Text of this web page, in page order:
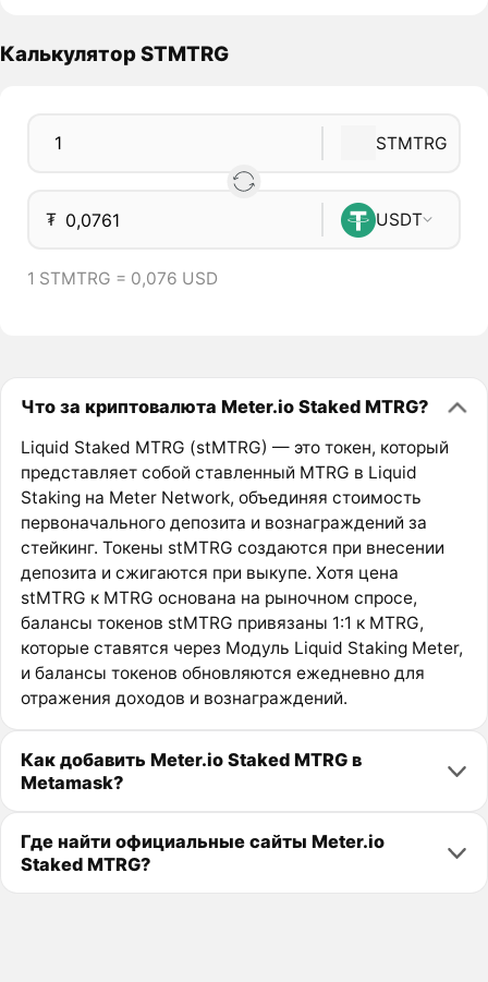
Калькулятор STMTRG
STMTRG
₮ USDT
1 STMTRG = 0,076 USD
Что за криптовалюта Meter.io Staked MTRG?
Liquid Staked MTRG (stMTRG) — это токен, который
представляет собой ставленный MTRG в Liquid
Staking на Meter Network, объединяя стоимость
первоначального депозита и вознаграждений за
стейкинг. Токены stMTRG создаются при внесении
депозита и сжигаются при выкупе. Хотя цена
stMTRG к MTRG основана на рыночном спросе,
балансы токенов stMTRG привязаны 1:1 к MTRG,
которые ставятся через Модуль Liquid Staking Meter,
и балансы токенов обновляются ежедневно для
отражения доходов и вознаграждений.
Как добавить Meter.io Staked MTRG в
Metamask?
Где найти официальные сайты Meter.io
Staked MTRG?